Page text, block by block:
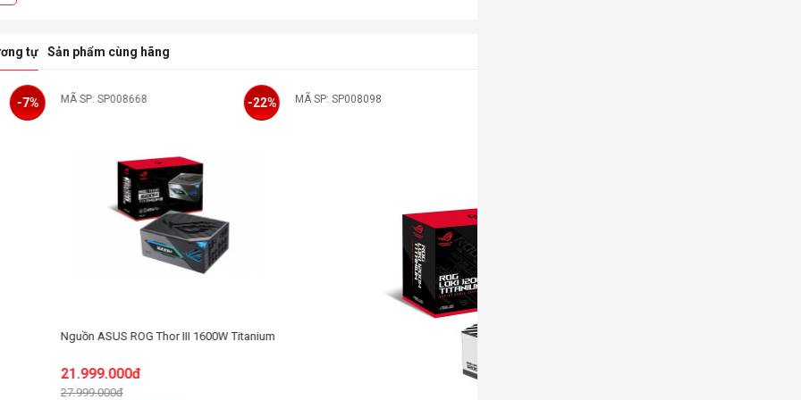
tự Sản phẩm cùng hãng
ROG Thor III 1600W Titanium
-22% MÃ SP: SP008098